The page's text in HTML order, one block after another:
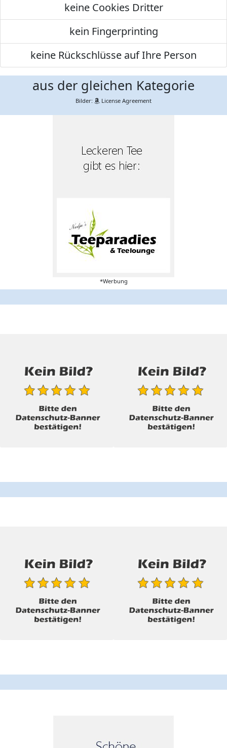
keine Cookies Dritter
kein Fingerprinting
keine Rückschlüsse auf Ihre Person
aus der gleichen Kategorie
Bilder: License Agreement
*Werbung